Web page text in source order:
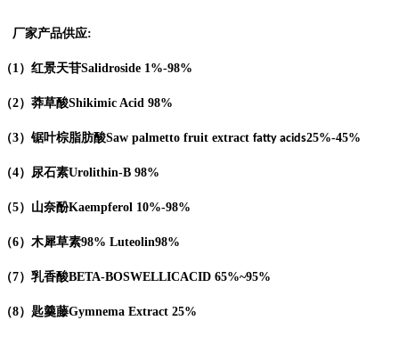
厂家产品供应:
（1）红景天苷Salidroside 1%-98%
（2）莽草酸Shikimic Acid 98%
（3）锯叶棕脂肪酸Saw palmetto fruit extract fatty acids25%-45%
（4） 尿石素Urolithin-B 98%
（5）山奈酚Kaempferol 10%-98%
（6）木犀草素98% Luteolin98%
（7）乳香酸BETA-BOSWELLICACID 65%~95%
（8）匙羹藤Gymnema Extract 25%